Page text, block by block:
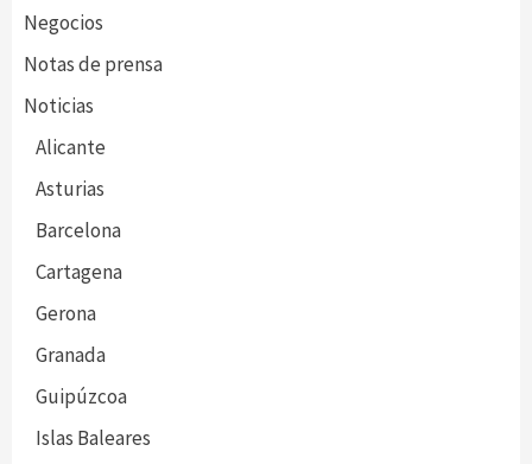
Negocios
Notas de prensa
Noticias
Alicante
Asturias
Barcelona
Cartagena
Gerona
Granada
Guipúzcoa
Islas Baleares